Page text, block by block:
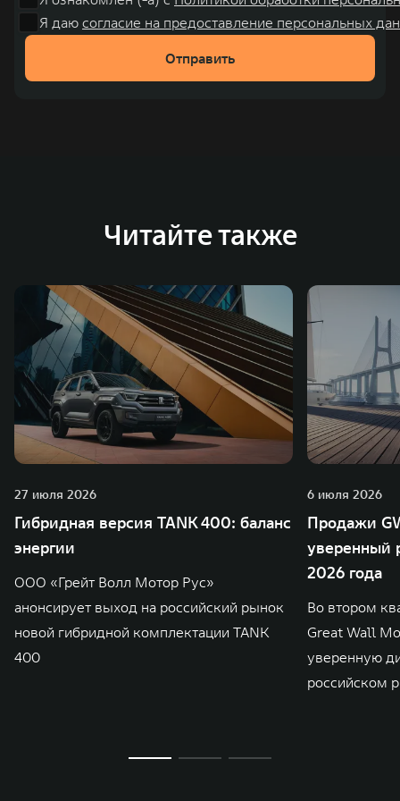
Я даю согласие на предоставление персональных
Отправить
Читайте также
27 июля 2026
Гибридная версия TANK 400: баланс
энергии
ООО «Грейт Волл Мотор Рус»
анонсирует выход на российский рынок
новой гибридной комплектации TANK
400
6 июля 2026
Продажи
уверенный
2026 года
Во втором
Great Wall
уверенную
российском